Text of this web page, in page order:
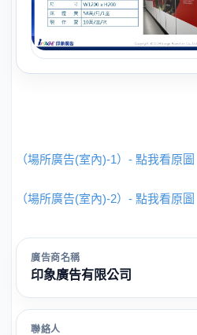
（場所廣告(室內)-1）- 點我看原圖
（場所廣告(室內)-2）- 點我看原圖
廣告商名稱
印象廣告有限公司
聯絡人